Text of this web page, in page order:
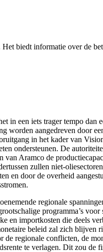
biedt informatie over de
een iets trager tempo dan
aangedreven door
in het kader van
ondersteunen. De
Aramco de
zullen niet-
door de overheid
regionale
programma’s
en importkosten die deels
beleid zal zich blijven
regionale conflicten, de
te verlagen. Dit zou